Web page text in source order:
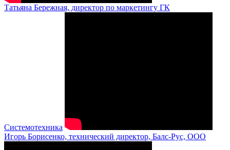
Татьяна Бережная, директор по маркетингу ГК
Системотехника
Игорь Борисенко, технический директор, Балс-Рус, ООО